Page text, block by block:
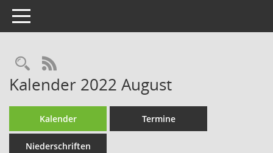
Toggle navigation
Rechercheauswahl
RSS-Feed
Kalender 2022 August
Kalender Termine
Niederschriften